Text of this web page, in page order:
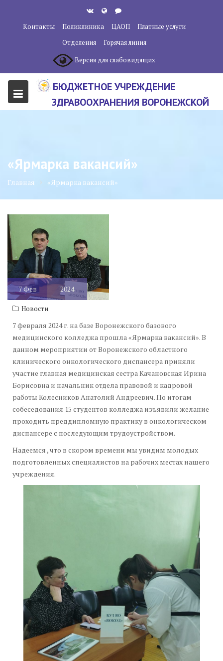
содержанию
Контакты Поликлиника ЦАОП
Платные услуги
Отделения
Горячая линия
Версия для слабовидящих
БЮДЖЕТНОЕ УЧРЕЖДЕНИЕ
ЗДРАВООХРАНЕНИЯ ВОРОНЕЖСКОЙ
ЦЕНТР"
«Ярмарка вакансий»
Главная «Ярмарка вакансий»
7Фев 2024
Новости
7 февраля 2024 г. на базе Воронежского базового
медицинского колледжа прошла «Ярмарка вакансий». В
данном мероприятии от Воронежского областного
клинического онкологического диспансера приняли
участие главная медицинская сестра Качановская Ирина
Борисовна и начальник отдела правовой и кадровой
работы Колесников Анатолий Андреевич. По итогам
собеседования 15 студентов колледжа изъявили желание
проходить преддипломную практику в онкологическом
диспансере с последующим трудоустройством.
Надеемся , что в скором времени мы увидим молодых
подготовленных специалистов на рабочих местах нашего
учреждения.